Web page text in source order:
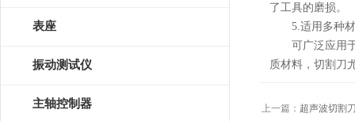
表座
振动测试仪
主轴控制器
了工具的磨损。
5.适用多种
可广泛应用于
质材料，切割刀
上一篇： 超声波切割